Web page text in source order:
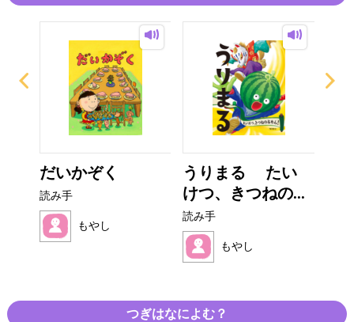
だいかぞく
読み手
もやし
うりまる たい
けつ、きつねの...
読み手
もやし
つぎはなによむ？